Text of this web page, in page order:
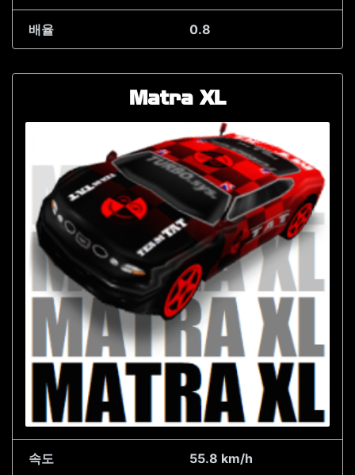
배율 0.8
Matra XL
속도 55.8 km/h